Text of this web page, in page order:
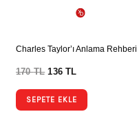
Charles Taylor’ı Anlama Rehberi
170TL 136TL
SEPETE EKLE